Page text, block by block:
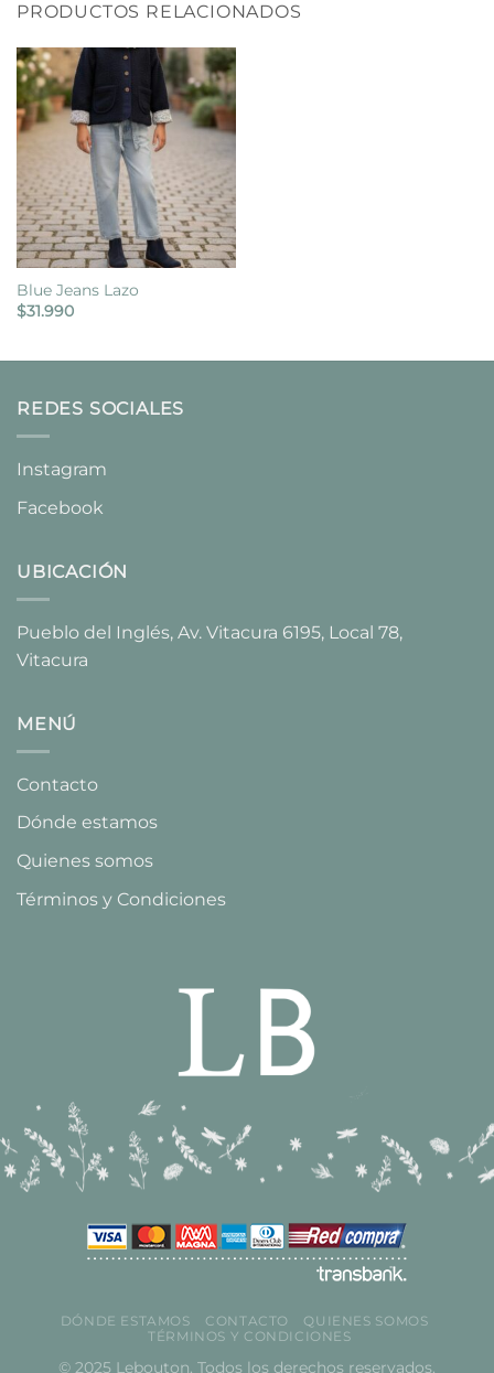
PRODUCTOS RELACIONADOS
Blue Jeans Lazo
$31.990
REDES SOCIALES
Instagram
Facebook
UBICACIÓN
Pueblo del Inglés, Av. Vitacura 6195, Local 78,
Vitacura​
MENÚ
Contacto
Dónde estamos
Quienes somos
Términos y Condiciones
DÓNDE ESTAMOS CONTACTO
QUIENES SOMOS
TÉRMINOS Y CONDICIONES
© 2025 Lebouton. Todos los derechos reservados.